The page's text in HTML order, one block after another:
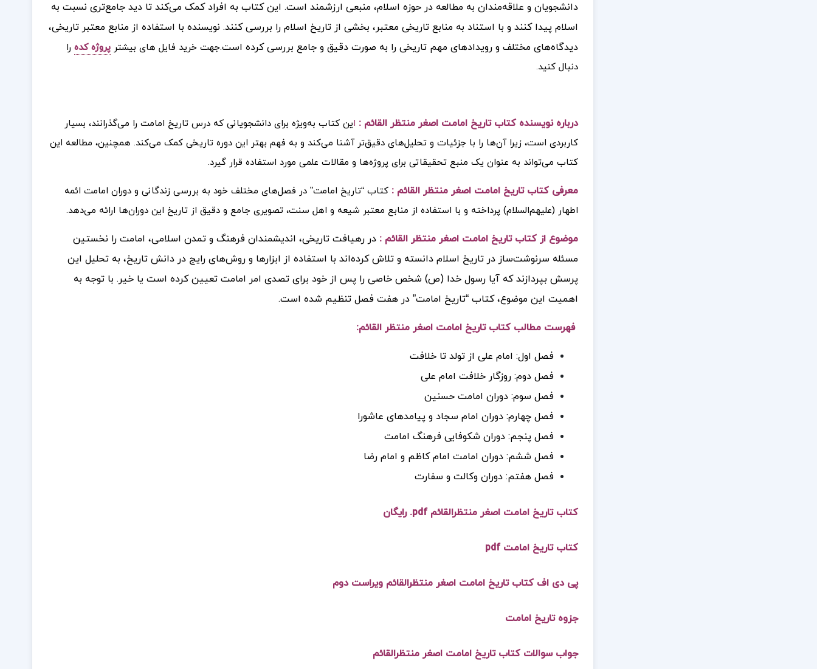
دانشجویان و علاقه‌مندان به مطالعه در حوزه اسلام، منبعی ارزشمند است. این کتاب به افراد کمک می‌کند تا دید جامع‌تری نسبت به
اسلام پیدا کنند و با استناد به منابع تاریخی معتبر، بخشی از تاریخ اسلام را بررسی کنند. نویسنده با استفاده از منابع معتبر تاریخی،
دیدگاه‌های مختلف و رویدادهای مهم تاریخی را به صورت دقیق و جامع بررسی کرده است.جهت خرید فایل های بیشتر پروژه کدهرا
دنبال کنید.
درباره نویسنده کتاب تاریخ امامت اصغر منتظر القائم : این کتاب به‌ویژه برای دانشجویانی که درس تاریخ امامت را می‌گذرانند، بسیار
کاربردی است، زیرا آن‌ها را با جزئیات و تحلیل‌های دقیق‌تر آشنا می‌کند و به فهم بهتر این دوره تاریخی کمک می‌کند. همچنین، مطالعه این
کتاب می‌تواند به عنوان یک منبع تحقیقاتی برای پروژه‌ها و مقالات علمی مورد استفاده قرار گیرد.
معرفی کتاب تاریخ امامت اصغر منتظر القائم : کتاب “تاریخ امامت” در فصل‌های مختلف خود به بررسی زندگانی و دوران امامت ائمه
اطهار (علیهم‌السلام) پرداخته و با استفاده از منابع معتبر شیعه و اهل سنت، تصویری جامع و دقیق از تاریخ این دوران‌ها ارائه می‌دهد.
موضوع از کتاب تاریخ امامت اصغر منتظر القائم : در رهیافت تاریخی، اندیشمندان فرهنگ و تمدن اسلامی، امامت را نخستین
مسئله سرنوشت‌ساز در تاریخ اسلام دانسته و تلاش کرده‌اند با استفاده از ابزارها و روش‌های رایج در دانش تاریخ، به تحلیل این
پرسش بپردازند که آیا رسول خدا (ص) شخص خاصی را پس از خود برای تصدی امر امامت تعیین کرده است یا خیر. با توجه به
اهمیت این موضوع، کتاب “تاریخ امامت” در هفت فصل تنظیم شده است.
فهرست مطالب کتاب تاریخ امامت اصغر منتظر القائم:
فصل اول: امام علی از تولد تا خلافت
فصل دوم: روزگار خلافت امام علی
فصل سوم: دوران امامت حسنین
فصل چهارم: دوران امام سجاد و پیامدهای عاشورا
فصل پنجم: دوران شکوفایی فرهنگ امامت
فصل ششم: دوران امامت امام کاظم و امام رضا
فصل هفتم: دوران وکالت و سفارت
کتاب تاریخ امامت اصغر منتظرالقائم pdf. رایگان
کتاب تاریخ امامت pdf
پی دی اف کتاب تاریخ امامت اصغر منتظرالقائم ویراست دوم
جزوه تاریخ امامت
جواب سوالات کتاب تاریخ امامت اصغر منتظرالقائم